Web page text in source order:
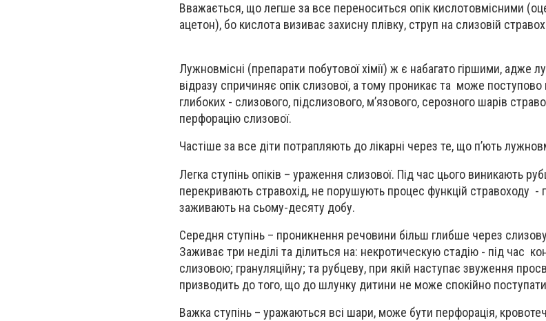
Вважається, що легше за все переноситься опік кислотовмісними
ацетон), бо кислота визиває захисну плівку, струп на слизовій
Лужновмісні (препарати побутової хімії) ж є набагато гіршими, адже
відразу спричиняє опік слизової, а тому проникає та може
глибоких - слизового, підслизового, м’язового, серозного шарів
перфорацію слизової.
Частіше за все діти потрапляють до лікарні через те, що п’ють
Легка ступінь опіків – ураження слизової. Під час цього виникають
перекривають стравохід, не порушують процес функцій стравоходу -
заживають на сьому-десяту добу.
Середня ступінь – проникнення речовини більш глибше через
Заживає три неділі та ділиться на: некротическую стадію - під час
слизовою; грануляційну; та рубцеву, при якій наступає звуження
призводить до того, що до шлунку дитини не може спокійно
Важка ступінь – уражаються всі шари, може бути перфорація,